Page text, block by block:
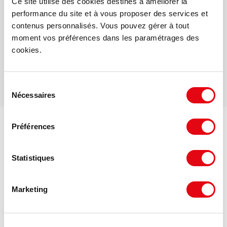
performance du site et à vous proposer des services et
contenus personnalisés. Vous pouvez gérer à tout
moment vos préférences dans les paramétrages des
cookies.
Nécessaires
Préférences
Statistiques
Marketing
Mail
Téléphone
Voir les offres similaires
Diagnostic en cours de réalisation
Gaz à effet de serre :